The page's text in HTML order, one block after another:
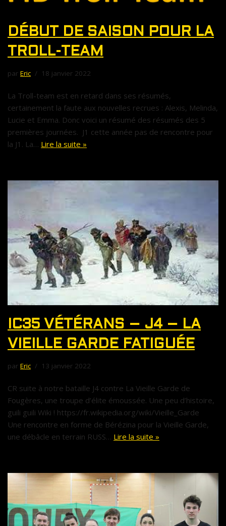
DÉBUT DE SAISON POUR LA
TROLL-TEAM
par Eric 18 janvier 2022
La Troll-team est en retard dans ses résumés,
certainement la faute aux nouvelles recrues : Alexis, Melinda,
Lucie et Emma. Donc voici un résumé des résumés des 5
premières journées. J1 cette année pas de rencontre pour
la J1. La… Lire la suite »
IC35 VÉTÉRANS – J4 – LA
VIEILLE GARDE FATIGUÉE
par Eric 13 janvier 2022
CR suite à notre bataille J4 contre La Vieille Garde de
Fougères, une troupe d’élite émoussée. Une peu d’histoire,
guili guili Wiki ! https://fr.wikipedia.org/wiki/Vieille_Garde
Une rencontre en forme de Bérézina pour la Vieille Garde,
une débâcle en terrain RUSS… Lire la suite »